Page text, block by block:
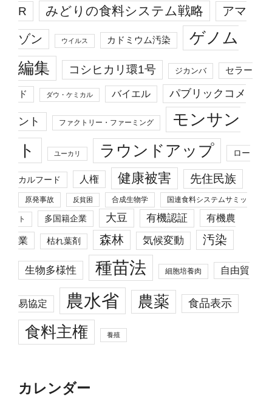
R
みどりの食料システム戦略 アマ
ゾン ウイルス カドミウム汚染
ゲノム
編集
コシヒカリ環1号 ジカンバ セラー
ド ダウ・ケミカル バイエル パブリックコメ
ント ファクトリー・ファーミング
モンサン
ト
ユーカリ ラウンドアップ ロー
カルフード 人権 健康被害 先住民族
原発事故 反貧困 合成生物学 国連食料システムサミッ
ト 多国籍企業 大豆 有機認証 有機農
業 枯れ葉剤 森林 気候変動 汚染
生物多様性 種苗法 細胞培養肉 自由貿
易協定 農水省 農薬 食品表示
食料主権 養殖
カレンダー